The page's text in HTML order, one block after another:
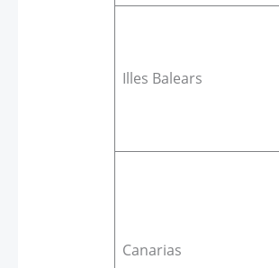
Illes Balears
Canarias